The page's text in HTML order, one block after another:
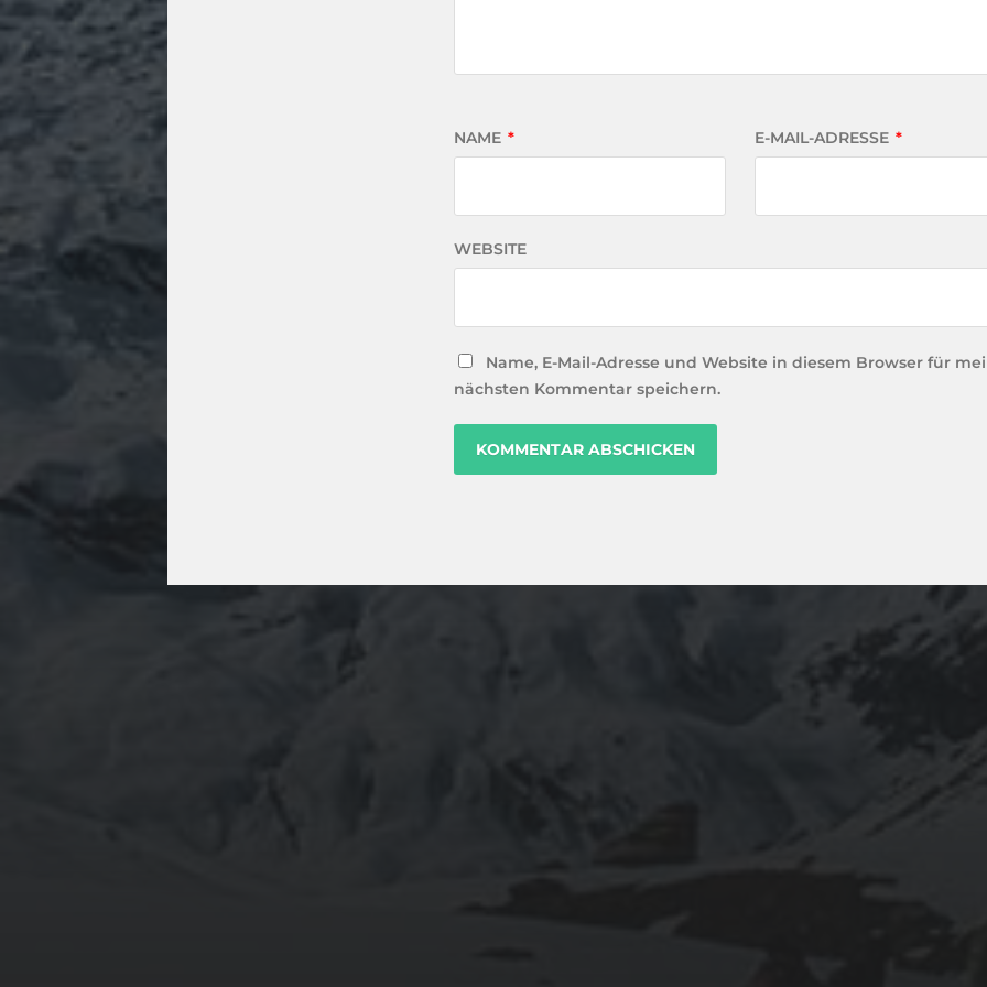
NAME * E-MAIL-ADRESSE *
WEBSITE
Name, E-Mail-Adresse und Website in diesem Browser für
nächsten Kommentar speichern.